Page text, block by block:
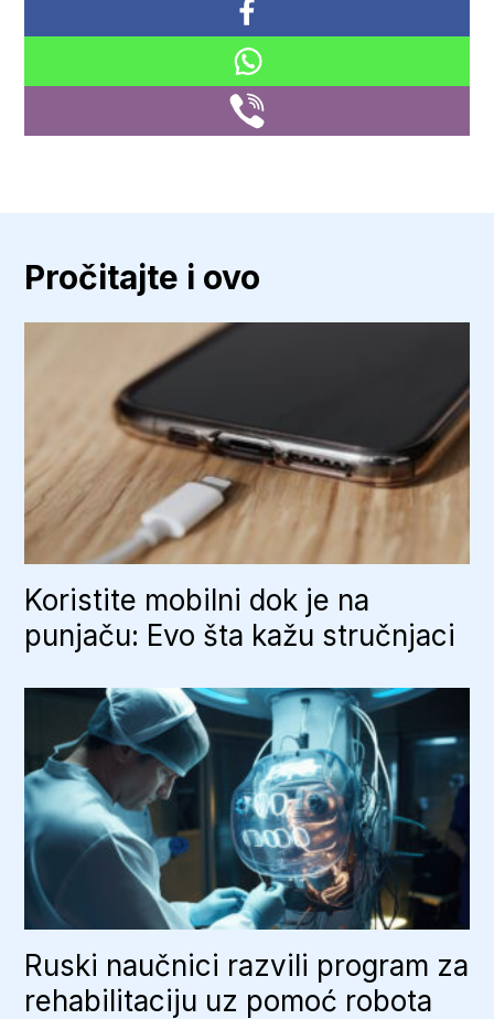
Pročitajte i ovo
Koristite mobilni dok je na
punjaču: Evo šta kažu stručnjaci
Ruski naučnici razvili program za
rehabilitaciju uz pomoć robota